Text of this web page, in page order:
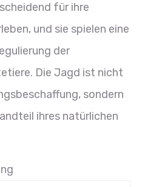
für ihre
und sie spielen eine
der
Die Jagd ist nicht
sondern
ihres natürlichen